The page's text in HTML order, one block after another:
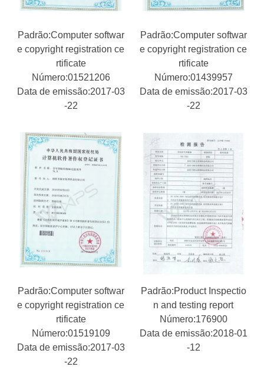
Padrão:Computer softwar
e copyright registration ce
rtificate
Número:01521206
Data de emissão:2017-03
-22
Padrão:Computer softwar
e copyright registration ce
rtificate
Número:01439957
Data de emissão:2017-03
-22
Padrão:Computer softwar
e copyright registration ce
rtificate
Número:01519109
Data de emissão:2017-03
-22
Padrão:Product Inspectio
n and testing report
Número:176900
Data de emissão:2018-01
-12